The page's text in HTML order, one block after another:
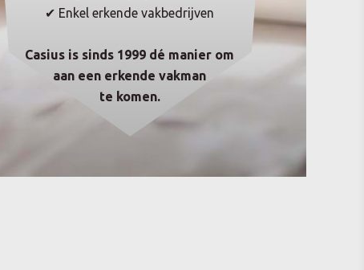
✔ Enkel erkende vakbedrijven
Casius is sinds 1999 dé manier om
aan een erkende vakman
te komen.